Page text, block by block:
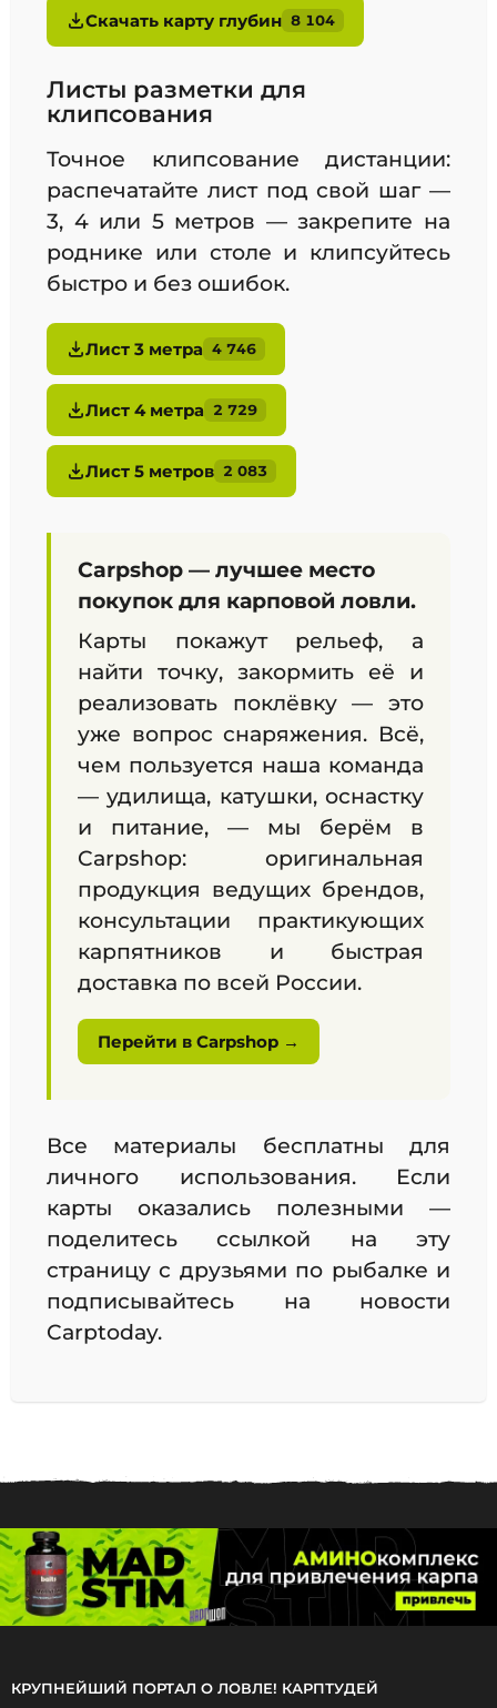
Скачать карту глубин 8 104
Листы разметки для
клипсования
Точное клипсование дистанции:
распечатайте лист под свой шаг —
3, 4 или 5 метров — закрепите на
роднике или столе и клипсуйтесь
быстро и без ошибок.
Лист 3 метра 4 746
Лист 4 метра 2 729
Лист 5 метров 2 083
Carpshop — лучшее место
покупок для карповой ловли.
Карты покажут рельеф, а
найти точку, закормить её и
реализовать поклёвку — это
уже вопрос снаряжения. Всё,
чем пользуется наша команда
— удилища, катушки, оснастку
и питание, — мы берём в
Carpshop: оригинальная
продукция ведущих брендов,
консультации практикующих
карпятников и быстрая
доставка по всей России.
Перейти в Carpshop →
Все материалы бесплатны для
личного использования. Если
карты оказались полезными —
поделитесь ссылкой на эту
страницу с друзьями по рыбалке и
подписывайтесь на новости
Carptoday.
КРУПНЕЙШИЙ ПОРТАЛ О ЛОВЛЕ! КАРПТУДЕЙ